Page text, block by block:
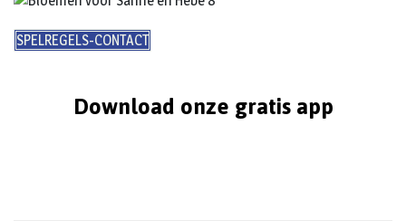
SPELREGELS-CONTACT
Download onze gratis app